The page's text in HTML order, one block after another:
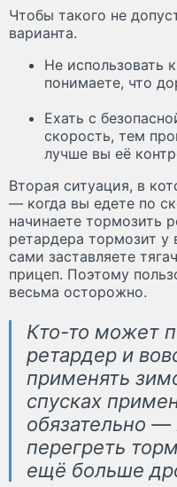
Чтобы такого не
варианта.
Не использовать
понимаете, что
Ехать с
скорость, тем
лучше вы её
Вторая ситуация, в
— когда вы едете по
начинаете тормозить
ретардера тормозит у
сами заставляете
прицеп. Поэтому
весьма осторожно.
Кто-то может
ретардер и
применять
спусках
обязательно
перегреть
ещё больше